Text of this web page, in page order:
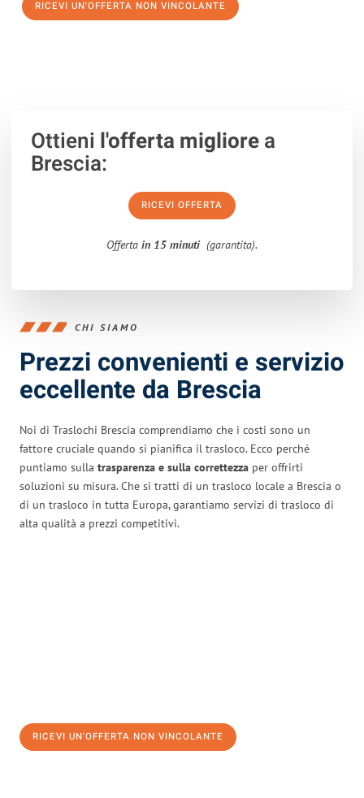
RICEVI UN'OFFERTA NON VINCOLANTE
Ottieni l'offerta migliorea
Brescia:
RICEVI OFFERTA
Offerta in 15 minuti (garantita).
CHI SIAMO
Prezzi convenienti e servizio
eccellente da Brescia
Noi di Traslochi Brescia comprendiamo che i costi sono un
fattore cruciale quando si pianifica il trasloco. Ecco perché
puntiamo sulla trasparenza e sulla correttezza per offrirti
soluzioni su misura. Che si tratti di un trasloco locale a Brescia o
di un trasloco in tutta Europa, garantiamo servizi di trasloco di
alta qualità a prezzi competitivi.
RICEVI UN'OFFERTA NON VINCOLANTE